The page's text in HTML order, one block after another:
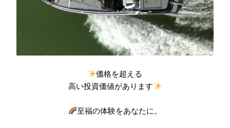
価格を超える
高い投資価値があります
至福の体験をあなたに。